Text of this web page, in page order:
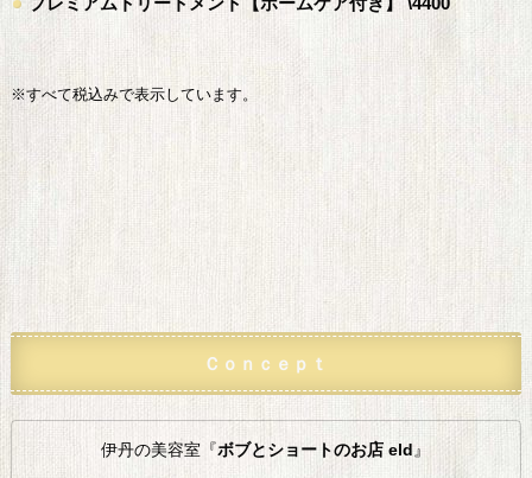
※すべて税込みで表示しています。
Ｃｏｎｃｅｐｔ
伊丹の美容室『ボブとショートのお店 eld 』